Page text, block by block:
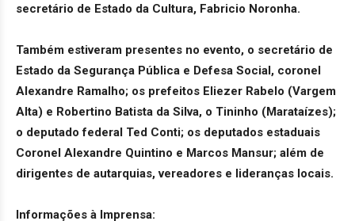
secretário de Estado da Cultura, Fabricio Noronha.
Também estiveram presentes no evento, o secretário de
Estado da Segurança Pública e Defesa Social, coronel
Alexandre Ramalho; os prefeitos Eliezer Rabelo (Vargem
Alta) e Robertino Batista da Silva, o Tininho (Marataízes);
o deputado federal Ted Conti; os deputados estaduais
Coronel Alexandre Quintino e Marcos Mansur; além de
dirigentes de autarquias, vereadores e lideranças locais.
Informações à Imprensa: